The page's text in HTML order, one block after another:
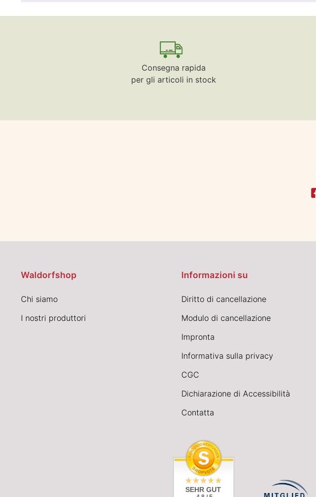
Consegna rapida
per gli articoli in stock
Waldorfshop
Chi siamo
I nostri produttori
Informazioni su
Diritto di cancellazione
Modulo di cancellazione
Impronta
Informativa sulla privacy
CGC
Dichiarazione di Accessibilità
Contatta
SEHR GUT